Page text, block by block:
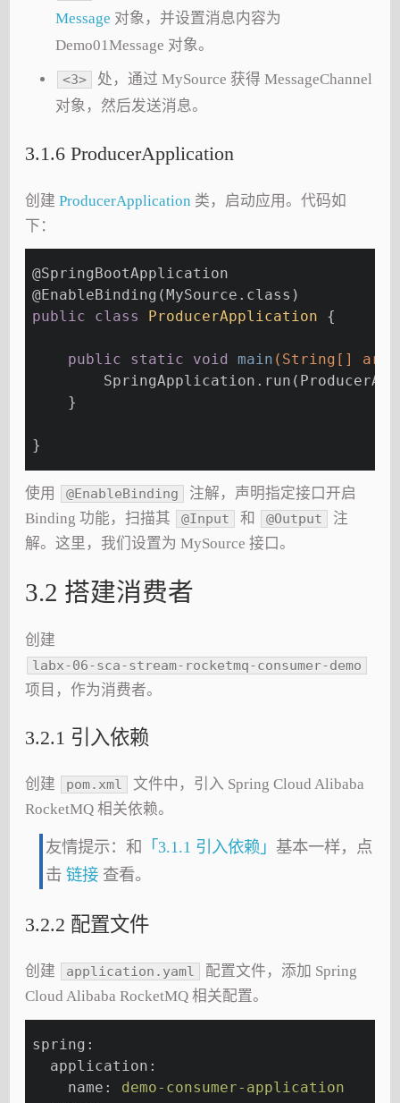
Message 对象，并设置消息内容为
Demo01Message 对象。
<3>
处，通过 MySource 获得 MessageChannel
对象，然后发送消息。
3.1.6 ProducerApplication
创建ProducerApplication 类，启动应用。代码如
下：
@SpringBootApplication
@EnableBinding (MySource.class)
public
class ProducerApplication {
public static void main (String[]
    }
}
使用 @EnableBinding
注解，声明指定接口开启
Binding 功能，扫描其
@Input 和 @Output
注
解。这里，我们设置为 MySource 接口。
3.2 搭建消费者
创建
labx-06-sca-stream-rocketmq-consumer-demo
项目，作为消费者。
3.2.1 引入依赖
创建 pom.xml
文件中，引入 Spring Cloud Alibaba
RocketMQ 相关依赖。
友情提示：和 「3.1.1 引入依赖」 基本一样，点
击链接 查看。
3.2.2 配置文件
创建 application.yaml
配置文件，添加 Spring
Cloud Alibaba RocketMQ 相关配置。
spring:
  application:
    name:
demo-consumer-application